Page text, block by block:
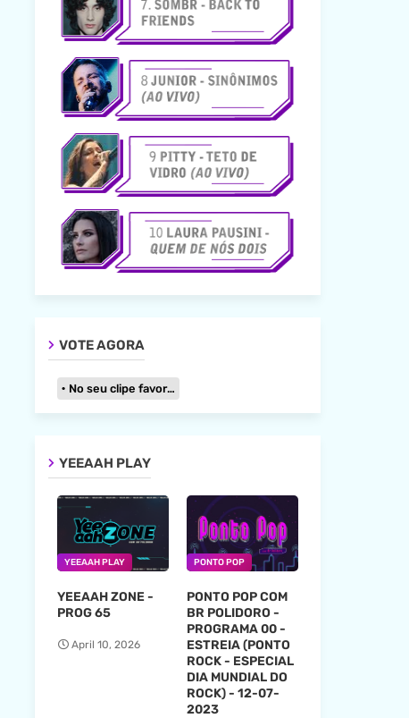
VOTE AGORA
No seu clipe favorito
YEEAAH PLAY
YEEAAH PLAY
YEEAAH ZONE -
PROG 65
April 10, 2026
PONTO POP
PONTO POP COM
BR POLIDORO -
PROGRAMA 00 -
ESTREIA (PONTO
ROCK - ESPECIAL
DIA MUNDIAL DO
ROCK) - 12-07-
2023